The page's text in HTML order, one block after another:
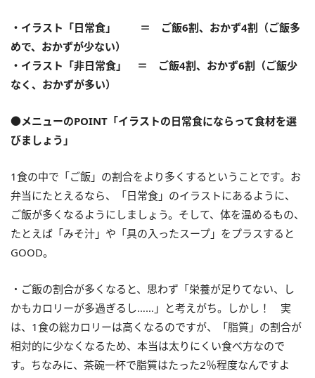
・イラスト「日常食」 ＝ ご飯6割、おかず4割（ご飯多
めで、おかずが少ない）
・イラスト「非日常食」 ＝ ご飯4割、おかず6割（ご飯少
なく、おかずが多い）
●メニューのPOINT「イラストの日常食にならって食材を選
びましょう」
1食の中で「ご飯」の割合をより多くするということです。お
弁当にたとえるなら、「日常食」のイラストにあるように、
ご飯が多くなるようにしましょう。そして、体を温めるもの、
たとえば「みそ汁」や「具の入ったスープ」をプラスすると
GOOD。
・ご飯の割合が多くなると、思わず「栄養が足りてない、し
かもカロリーが多過ぎるし……」と考えがち。しかし！ 実
は、1食の総カロリーは高くなるのですが、「脂質」の割合が
相対的に少なくなるため、本当は太りにくい食べ方なので
す。ちなみに、茶碗一杯で脂質はたった2％程度なんですよ